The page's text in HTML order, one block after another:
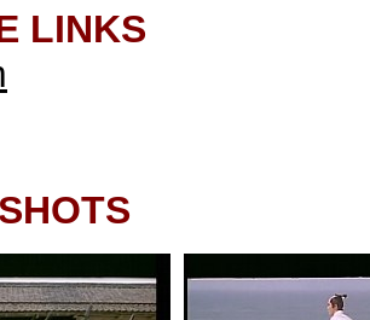
LINKS